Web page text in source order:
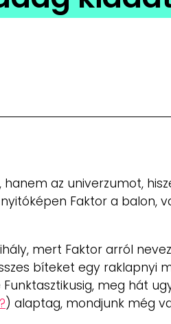
az univerzumot,
Faktor a balon,
mert Faktor arról
bíteket egy raklapnyi
meg hát
) alaptag, mondjunk még